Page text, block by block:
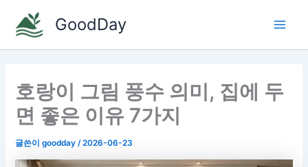
GoodDay
호랑이 그림 풍수 의미, 집에 두
면 좋은 이유 7가지
글쓴이goodday/2026-06-23